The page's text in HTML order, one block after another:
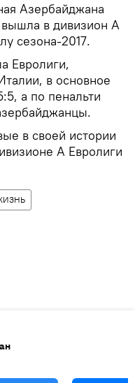
Азербайджана
в дивизион А
сезона-2017.
Евролиги,
в основное
а по пенальти
в своей истории
А Евролиги